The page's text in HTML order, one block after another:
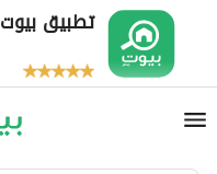
تطبيق بيوت